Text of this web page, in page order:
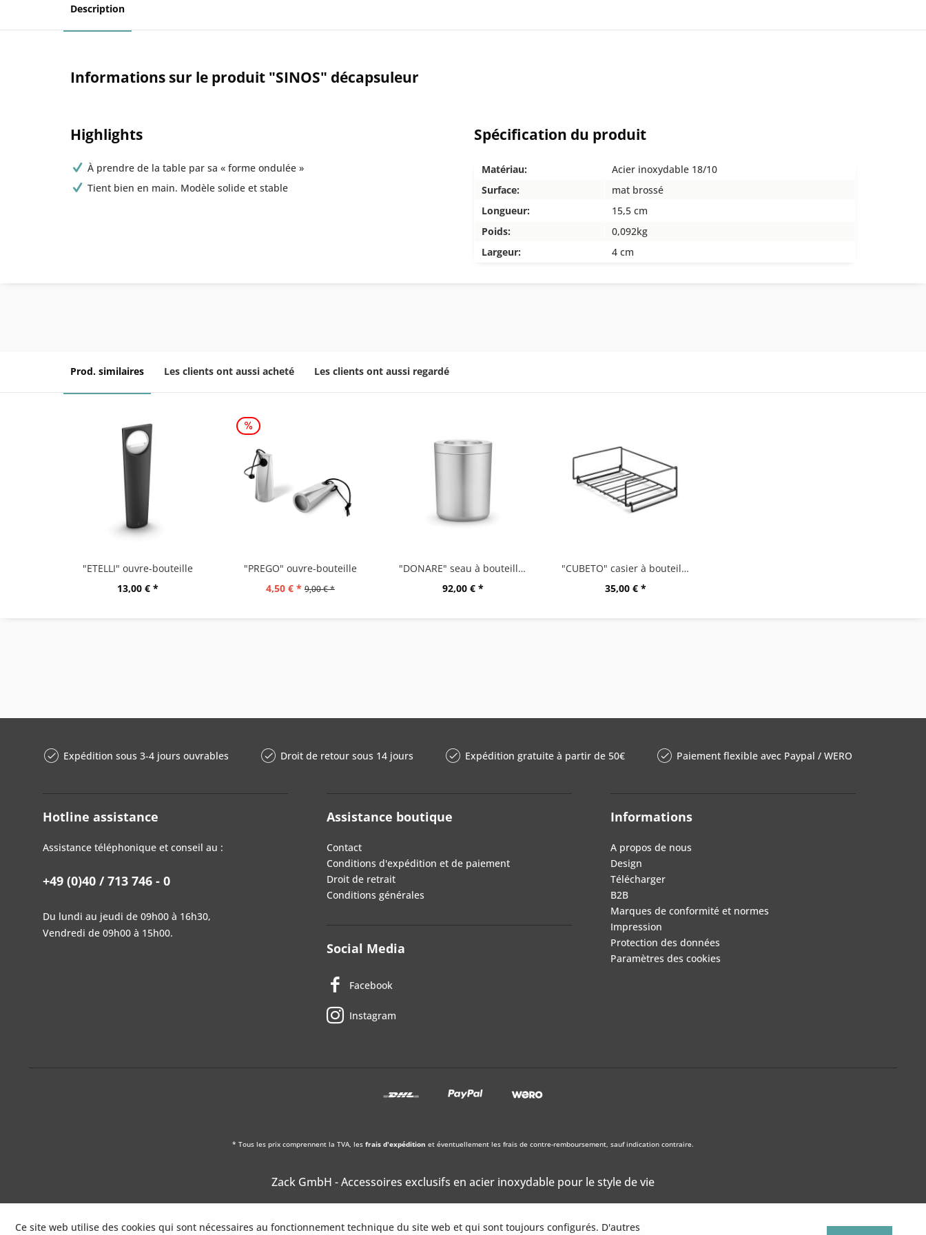
Description
Informations sur le produit "SINOS" décapsuleur
Highlights
À prendre de la table par sa « forme ondulée »
Tient bien en main. Modèle solide et stable
Spécification du produit
Matériau:
Acier inoxydable 18/10
Surface:
mat brossé
Longueur:
15,5 cm
Poids:
0,092kg
Largeur:
4 cm
Prod. similaires Les clients ont aussi acheté Les clients ont aussi regardé
"ETELLI" ouvre-bouteille
13,00 € *
"PREGO" ouvre-bouteille
4,50 € * 9,00 € *
"DONARE" seau à bouteilles
92,00 € *
"CUBETO" casier à bouteilles, noir
35,00 € *
Expédition sous 3-4 jours ouvrables Droit de retour sous 14 jours Expédition gratuite à partir de 50€ Paiement flexible avec Paypal / WERO
Hotline assistance
Assistance téléphonique et conseil au :
+49 (0)40 / 713 746 - 0
Du lundi au jeudi de 09h00 à 16h30,
Vendredi de 09h00 à 15h00.
Assistance boutique
Contact
Conditions d'expédition et de paiement
Droit de retrait
Conditions générales
Social Media
Facebook
Instagram
Informations
A propos de nous
Design
Télécharger
B2B
Marques de conformité et normes
Impression
Protection des données
Paramètres des cookies
* Tous les prix comprennent la TVA, les frais d'expédition et éventuellement les frais de contre-remboursement, sauf indication contraire.
Zack GmbH - Accessoires exclusifs en acier inoxydable pour le style de vie
Ce site web utilise des cookies qui sont nécessaires au fonctionnement technique du site web et qui sont toujours configurés. D'autres